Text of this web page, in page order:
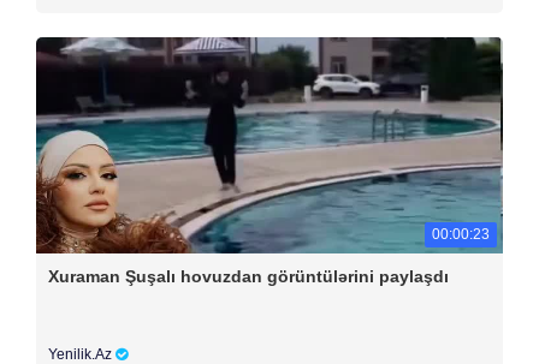
00:00:23
Xuraman Şuşalı hovuzdan görüntülərini paylaşdı
Yenilik.Az